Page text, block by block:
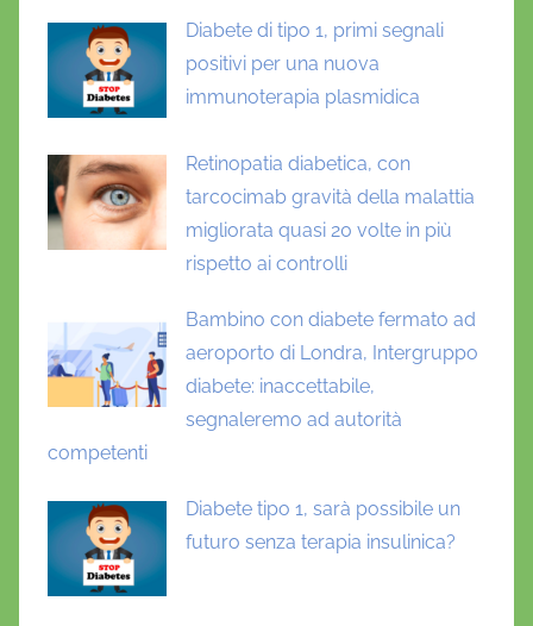
Diabete di tipo 1, primi segnali
positivi per una nuova
immunoterapia plasmidica
Retinopatia diabetica, con
tarcocimab gravità della malattia
migliorata quasi 20 volte in più
rispetto ai controlli
Bambino con diabete fermato ad
aeroporto di Londra, Intergruppo
diabete: inaccettabile,
segnaleremo ad autorità
competenti
Diabete tipo 1, sarà possibile un
futuro senza terapia insulinica?